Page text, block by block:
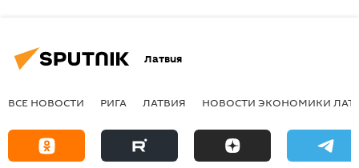
Латвия
ВСЕ НОВОСТИ РИГА ЛАТВИЯ НОВОСТИ ЭКОНОМИКИ